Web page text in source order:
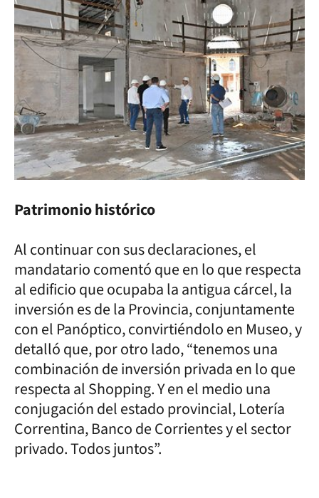
Patrimonio histórico
Al continuar con sus declaraciones, el
mandatario comentó que en lo que respecta
al edificio que ocupaba la antigua cárcel, la
inversión es de la Provincia, conjuntamente
con el Panóptico, convirtiéndolo en Museo, y
detalló que, por otro lado, “tenemos una
combinación de inversión privada en lo que
respecta al Shopping. Y en el medio una
conjugación del estado provincial, Lotería
Correntina, Banco de Corrientes y el sector
privado. Todos juntos”.